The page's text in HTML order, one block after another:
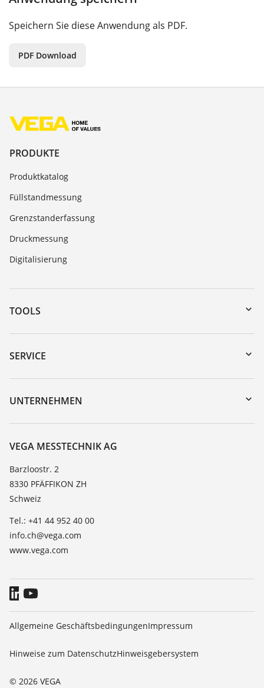
Speichern Sie diese Anwendung als PDF.
PDF Download
PRODUKTE
Produktkatalog
Füllstandmessung
Grenzstanderfassung
Druckmessung
Digitalisierung
TOOLS
Download-Center
Gerätesuche (Seriennummer)
DTM Collection/PACTware
SERVICE
Geräterücksendung
Trainings
TeamViewer
UNTERNEHMEN
Über VEGA
Kontakt
News
Presse
Blog
VEGA MESSTECHNIK AG
Barzloostr. 2
8330 PFÄFFIKON ZH
Schweiz
Tel.: +41 44 952 40 00
info.ch@vega.com
www.vega.com
© 2026 VEGA
Allgemeine GeschäftsbedingungenImpressum
Hinweise zum DatenschutzHinweisgebersystem